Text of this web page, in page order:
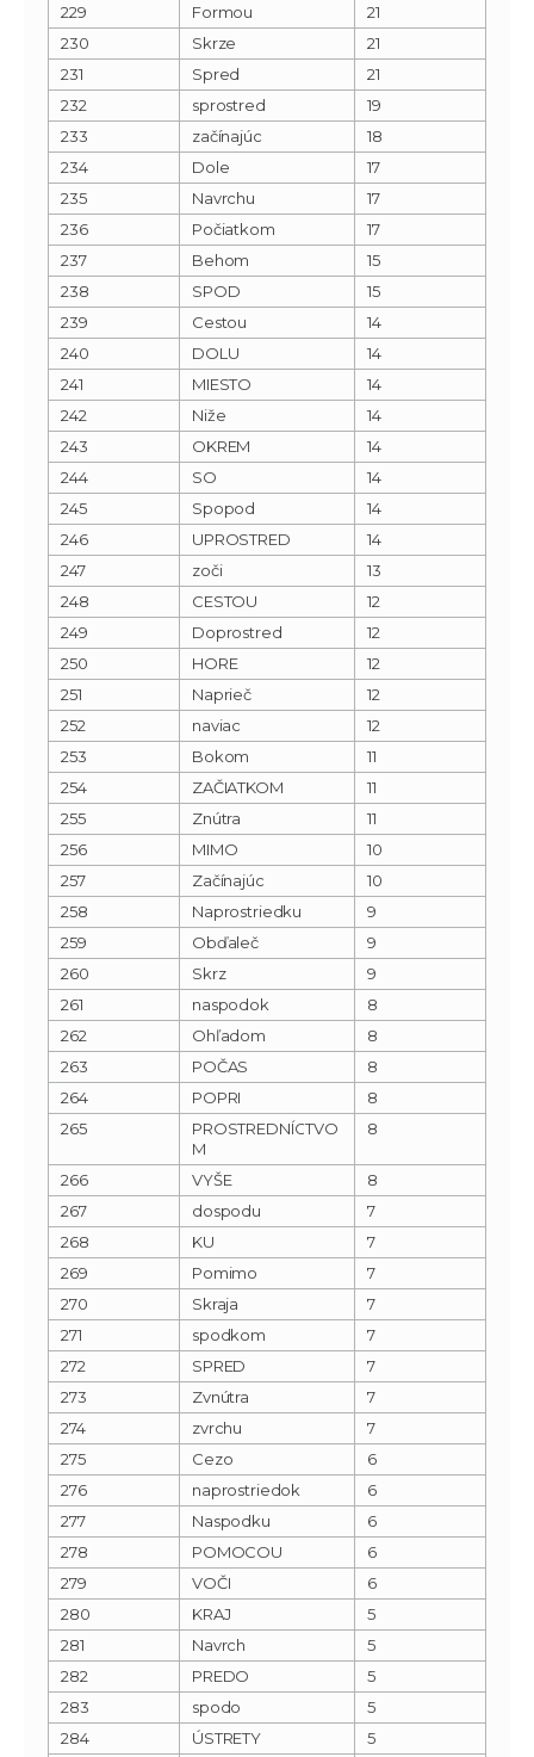
229 Formou
21
230
Skrze
21
231
Spred
21
232
sprostred
19
233
začínajúc
18
234
Dole
17
235
Navrchu
17
236
Počiatkom
17
237
Behom
15
238
SPOD
15
239
Cestou
14
240
DOLU
14
241
MIESTO
14
242
Niže
14
243
OKREM
14
244
SO
14
245
Spopod
14
246
UPROSTRED
14
247
zoči
13
248
CESTOU
12
249
Doprostred
12
250
HORE
12
251
Naprieč
12
252
naviac
12
253
Bokom
11
254
ZAČIATKOM
11
255
Znútra
11
256
MIMO
10
257
Začínajúc
10
258
Naprostriedku
9
259
Obďaleč
9
260
Skrz
9
261
naspodok
8
262
Ohľadom
8
263
POČAS
8
264
POPRI
8
265
PROSTREDNÍCTVO
M
8
266 VYŠE
8
267
dospodu
7
268
KU
7
269
Pomimo
7
270
Skraja
7
271
spodkom
7
272
SPRED
7
273
Zvnútra
7
274
zvrchu
7
275
Cezo
6
276
naprostriedok
6
277
Naspodku
6
278
POMOCOU
6
279
VOČI
6
280
KRAJ
5
281
Navrch
5
282
PREDO
5
283
spodo
5
284
ÚSTRETY
5